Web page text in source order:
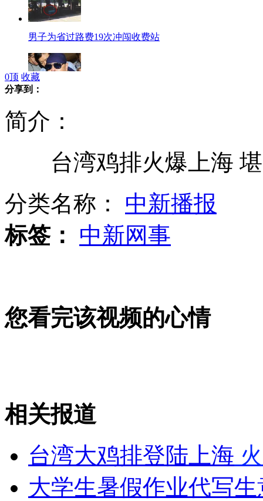
男子为省过路费19次冲闯收费站
官员更改儿子"公考"成绩被查处
林丹年收入超200万美元成广告天王
山西运城恶犬咬伤多人 警民合力深夜将其击毙
0顶 收藏
分享到：
简介：
台湾鸡排火爆上海 堪
分类名称： 中新播报
标签：
中新网事
您看完该视频的心情
相关报道
台湾大鸡排登陆上海
大学生暑假作业代写